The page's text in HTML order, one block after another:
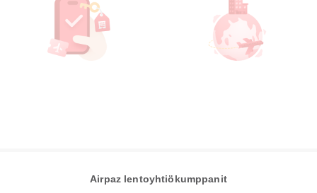
Airpaz lentoyhtiökumppanit